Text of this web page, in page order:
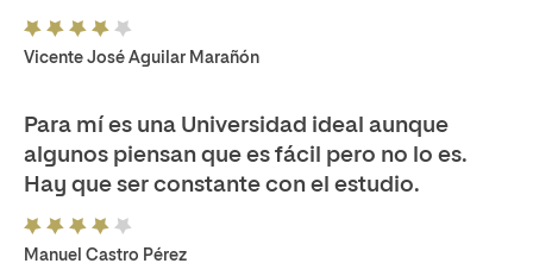
Vicente José Aguilar Marañón
Para mí es una Universidad ideal aunque
algunos piensan que es fácil pero no lo es.
Hay que ser constante con el estudio.
Manuel Castro Pérez